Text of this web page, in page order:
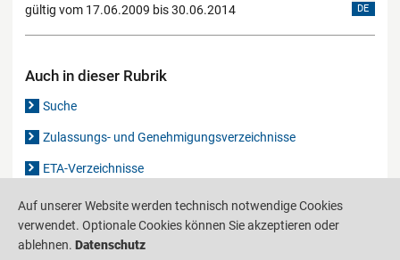
gültig vom 17.06.2009 bis 30.06.2014
DE
Auch in dieser Rubrik
Suche
Zulassungs- und Genehmigungsverzeichnisse
ETA-Verzeichnisse
Gutachten-Verzeichnis
Auf unserer Website werden technisch notwendige Cookies
verwendet. Optionale Cookies können Sie akzeptieren oder
ablehnen. Datenschutz